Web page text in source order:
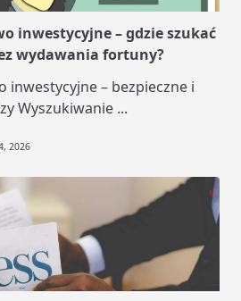
inwestycyjne – gdzie szukać
wydawania fortuny?
inwestycyjne – bezpieczne i
Wyszukiwanie ...
2026